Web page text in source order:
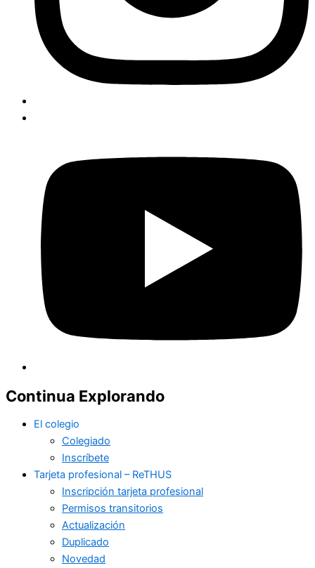
Continua Explorando
El colegio
Colegiado
Inscríbete
Tarjeta profesional – ReTHUS
Inscripción tarjeta profesional
Permisos transitorios
Actualización
Duplicado
Novedad